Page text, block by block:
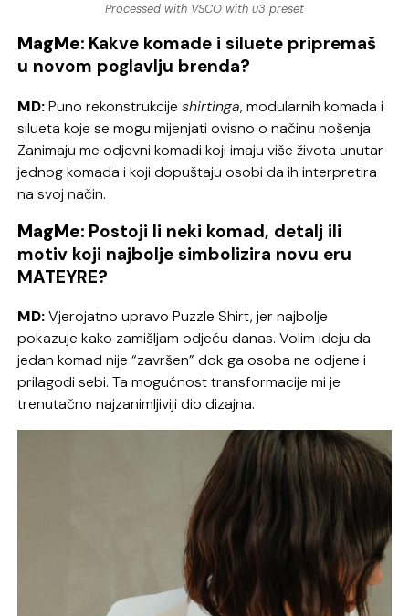
Processed with VSCO with u3 preset
MagMe: Kakve komade i siluete pripremaš
u novom poglavlju brenda?
MD:Puno rekonstrukcijeshirtinga, modularnih komada i
silueta koje se mogu mijenjati ovisno o načinu nošenja.
Zanimaju me odjevni komadi koji imaju više života unutar
jednog komada i koji dopuštaju osobi da ih interpretira
na svoj način.
MagMe: Postoji li neki komad, detalj ili
motiv koji najbolje simbolizira novu eru
MATEYRE?
MD:Vjerojatno upravo Puzzle Shirt, jer najbolje
pokazuje kako zamišljam odjeću danas. Volim ideju da
jedan komad nije “završen” dok ga osoba ne odjene i
prilagodi sebi. Ta mogućnost transformacije mi je
trenutačno najzanimljiviji dio dizajna.